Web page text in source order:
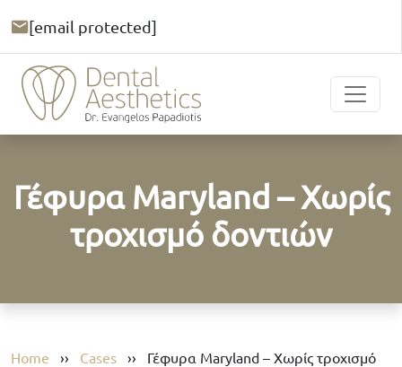
[email protected]
Γέφυρα Maryland – Χωρίς
τροχισμό δοντιών
Home ›› Cases ›› Γέφυρα Maryland – Χωρίς τροχισμό